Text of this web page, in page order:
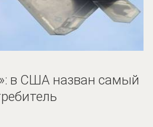
в США назван самый